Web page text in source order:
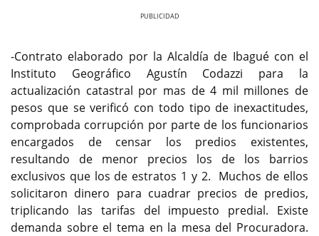
-Contrato elaborado por la Alcaldía de Ibagué con el
Instituto Geográfico Agustín Codazzi para la
actualización catastral por mas de 4 mil millones de
pesos que se verificó con todo tipo de inexactitudes,
comprobada corrupción por parte de los funcionarios
encargados de censar los predios existentes,
resultando de menor precios los de los barrios
exclusivos que los de estratos 1 y 2. Muchos de ellos
solicitaron dinero para cuadrar precios de predios,
triplicando las tarifas del impuesto predial. Existe
demanda sobre el tema en la mesa del Procuradora.